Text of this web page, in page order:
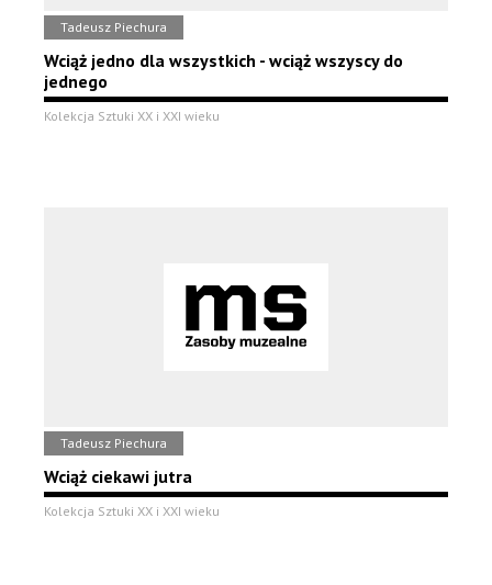
Tadeusz Piechura
Wciąż jedno dla wszystkich - wciąż wszyscy do
jednego
Kolekcja Sztuki XX i XXI wieku
Tadeusz Piechura
Wciąż ciekawi jutra
Kolekcja Sztuki XX i XXI wieku